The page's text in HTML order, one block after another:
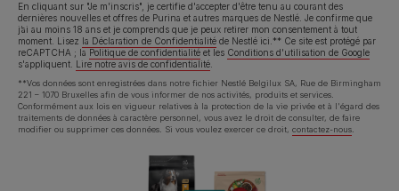
En cliquant sur "Je m'inscris", je certifie d'accepter d'être tenu au courant des
dernières nouvelles et offres de Purina et autres marques de Nestlé. Je confirme que
j’ai au moins 18 ans et je comprends que je peux retirer mon consentement à tout
moment. Lisez la Déclaration de Confidentialité de Nestlé ici.** Ce site est protégé par
reCAPTCHA ; la Politique de confidentialité et les Conditions d'utilisation de Google
s'appliquent.
Lire notre avis de confidentialité
**Vos données sont enregistrées dans notre fichier Nestlé Belgilux SA, Rue de Birmingham
221 – 1070 Bruxelles afin de vous informer de nos activités, produits et services.
Conformément aux lois en vigueur relatives à la protection de la vie privée et à l'égard des
traitements de données à caractère personnel, vous avez le droit de consulter, de faire
modifier ou supprimer ces données. Si vous voulez exercer ce droit, contactez-nous.
Déclaration d'accessibilité Conditions d’utilisation
Avis de confidentialité Cookies